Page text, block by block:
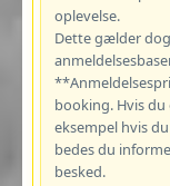
oplevelse.
Dette gælder
booking. Hvis
eksempel hvis
bedes du
besked.